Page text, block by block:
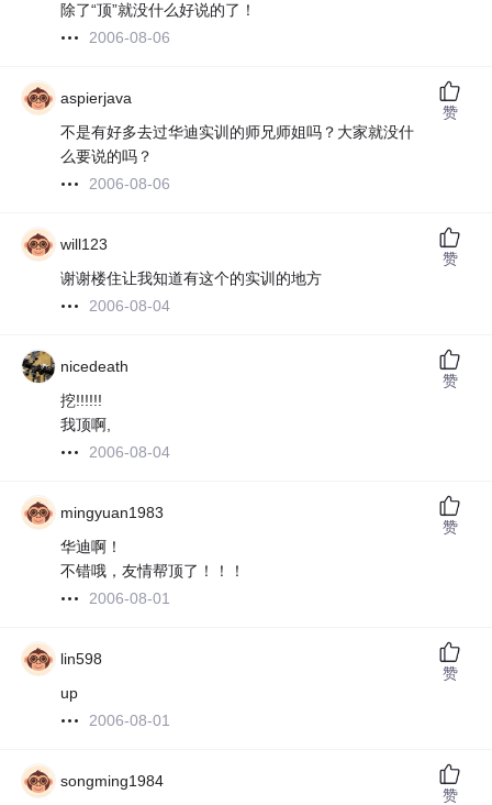
除了“顶”就没什么好说的了！
2006-08-06
aspierjava
不是有好多去过华迪实训的师兄师姐吗？大家就没什
么要说的吗？
2006-08-06
赞
will123
谢谢楼住让我知道有这个的实训的地方
2006-08-04
赞
nicedeath
挖!!!!!!
我顶啊,
2006-08-04
赞
mingyuan1983
华迪啊！
不错哦，友情帮顶了！！！
2006-08-01
赞
lin598
up
2006-08-01
赞
songming1984
赞